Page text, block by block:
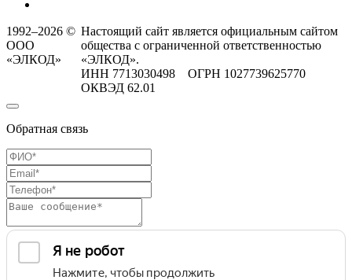
1992–2026 ©
ООО
«ЭЛКОД»
Настоящий сайт является официальным сайтом
общества с ограниченной ответственностью
«ЭЛКОД».
ИНН 7713030498 ОГРН 1027739625770
ОКВЭД 62.01
Обратная связь